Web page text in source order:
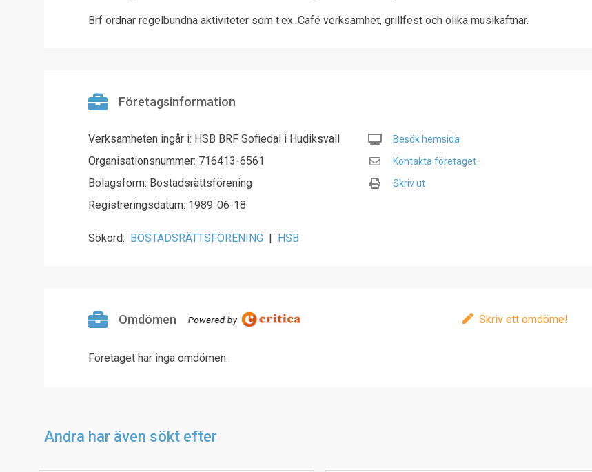
Brf ordnar regelbundna aktiviteter som t.ex. Café verksamhet, grillfest och olika musikaftnar.
Företagsinformation
Verksamheten ingår i: HSB BRF Sofiedal i Hudiksvall
Organisationsnummer: 716413-6561
Bolagsform: Bostadsrättsförening
Registreringsdatum: 1989-06-18
Besök hemsida
Kontakta företaget
Skriv ut
Sökord: BOSTADSRÄTTSFÖRENING | HSB
Omdömen Skriv ett omdöme!
Företaget har inga omdömen.
Andra har även sökt efter